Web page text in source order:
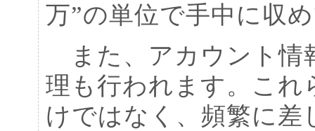
万”の単位で手中に収
また、アカウント情
理も行われます。これ
けではなく、頻繁に差